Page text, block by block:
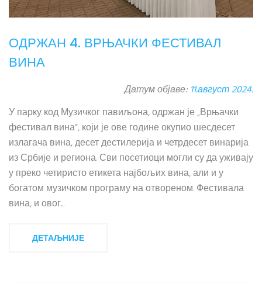
ОДРЖАН 4. ВРЊАЧКИ ФЕСТИВАЛ
ВИНА
Датум објаве:11.август 2024.
У парку код Музичког павиљона, одржан је „Врњачки
фестивал вина“, који је ове године окупио шесдесет
излагача вина, десет дестилерија и четрдесет винарија
из Србије и региона. Сви посетиоци могли су да уживају
у преко четиристо етикета најбољих вина, али и у
богатом музичком програму на отвореном. Фестивала
вина, и овог...
ДЕТАЉНИЈЕ